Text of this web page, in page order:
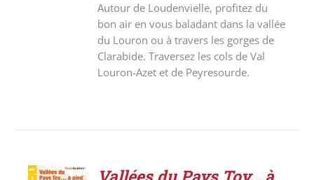
Autour de Loudenvielle, profitez du
bon air en vous baladant dans la vallée
du Louron ou à travers les gorges de
Clarabide. Traversez les cols de Val
Louron-Azet et de Peyresourde.